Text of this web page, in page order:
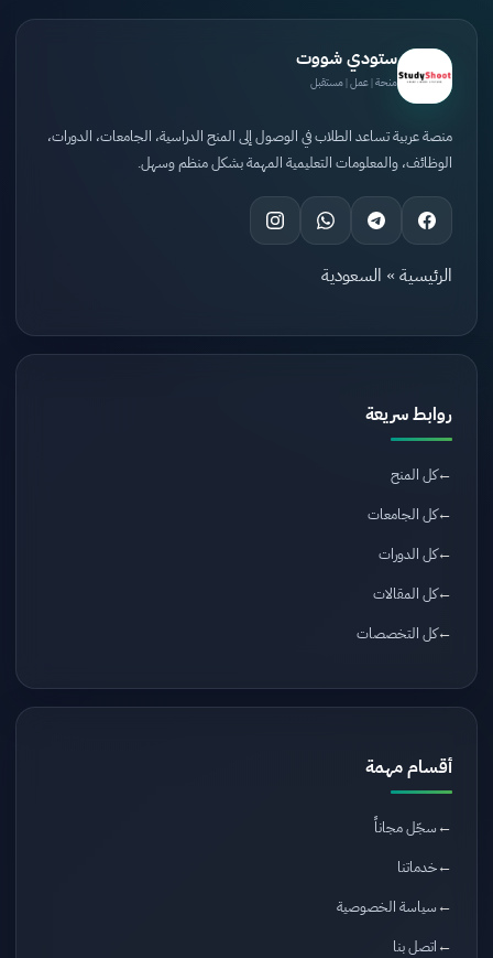
ستودي شووت
منحة | عمل | مستقبل
منصة عربية تساعد الطلاب في الوصول إلى المنح الدراسية، الجامعات، الدورات،
الوظائف، والمعلومات التعليمية المهمة بشكل منظم وسهل.
الرئيسية » السعودية
روابط سريعة
كل المنح
كل الجامعات
كل الدورات
كل المقالات
كل التخصصات
أقسام مهمة
سجّل مجاناً
خدماتنا
سياسة الخصوصية
اتصل بنا